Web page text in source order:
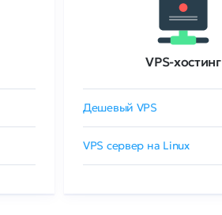
VPS-хостинг
Дешевый VPS
VPS сервер на Linux